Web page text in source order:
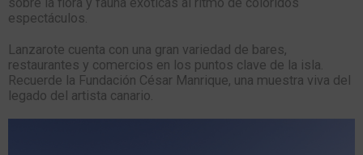
espectáculos.
Lanzarote cuenta con una gran variedad de bares,
restaurantes y comercios en los puntos clave de la isla.
Recuerde la Fundación César Manrique, una muestra viva del
legado del artista canario.